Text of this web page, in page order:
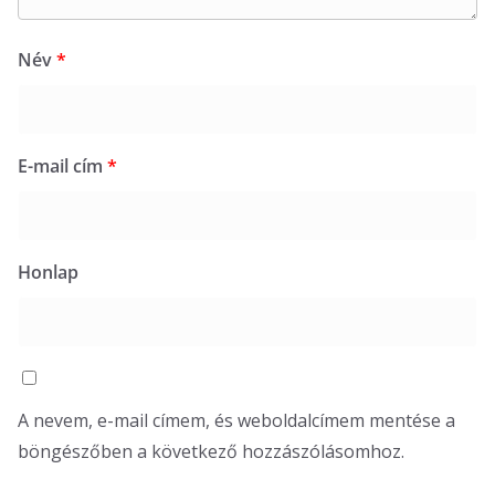
Név*
E-mail cím *
Honlap
A nevem, e-mail címem, és weboldalcímem mentése a
böngészőben a következő hozzászólásomhoz.